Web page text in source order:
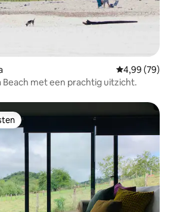
Gemiddelde
4,99 (79)
Beach met een prachtig uitzicht.